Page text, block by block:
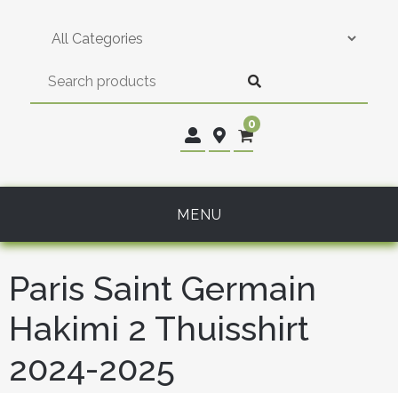
0
MENU
Paris Saint Germain
Hakimi 2 Thuisshirt
2024-2025